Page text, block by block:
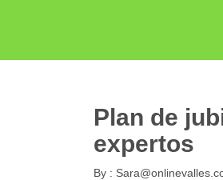
Plan de
expertos
By :